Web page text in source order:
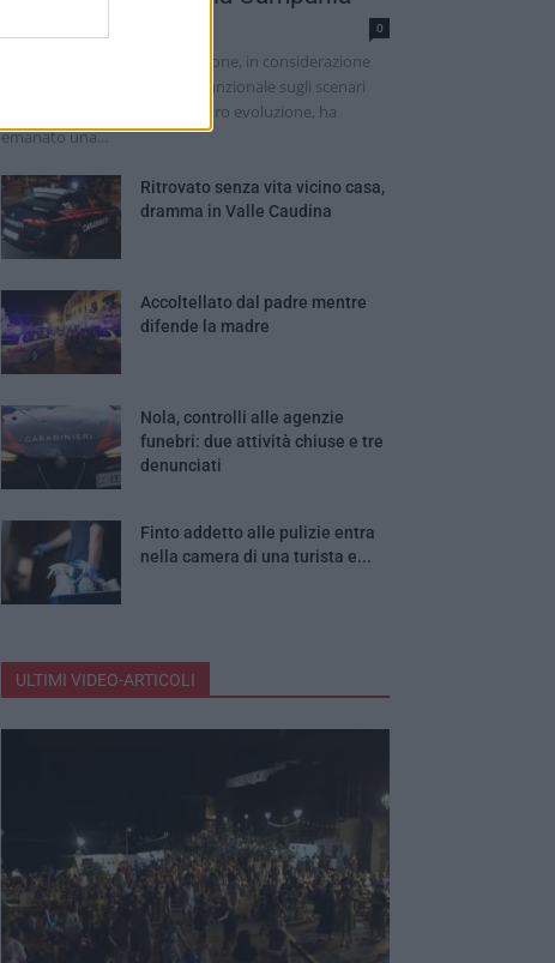
0
La Protezione Civile della Regione, in considerazione
delle valutazioni del Centro Funzionale sugli scenari
meteorologici in atto e sulla loro evoluzione, ha
emanato una...
Ritrovato senza vita vicino casa,
dramma in Valle Caudina
Accoltellato dal padre mentre
difende la madre
Nola, controlli alle agenzie
funebri: due attività chiuse e tre
denunciati
Finto addetto alle pulizie entra
nella camera di una turista e...
ULTIMI VIDEO-ARTICOLI